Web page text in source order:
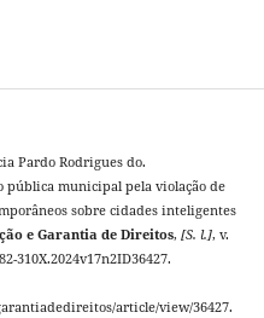
Pardo Rodrigues do.
municipal pela violação de
sobre cidades inteligentes
e Garantia de Direitos, [S. l.], v.
310X.2024v17n2ID36427.
article/view/36427.